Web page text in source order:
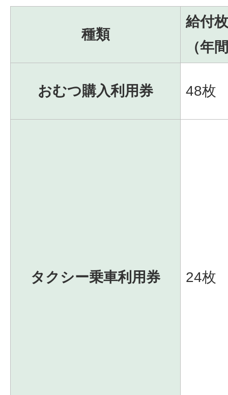
種類
給付
（年
おむつ購入利用券 48枚
タクシー乗車利用券 24枚